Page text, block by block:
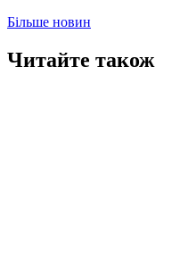
Більше новин
Читайте також